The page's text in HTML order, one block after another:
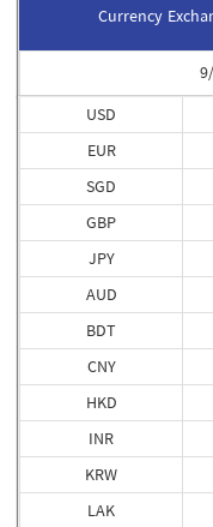
Currency
USD
EUR
SGD
GBP
JPY
AUD
BDT
CNY
HKD
INR
KRW
LAK